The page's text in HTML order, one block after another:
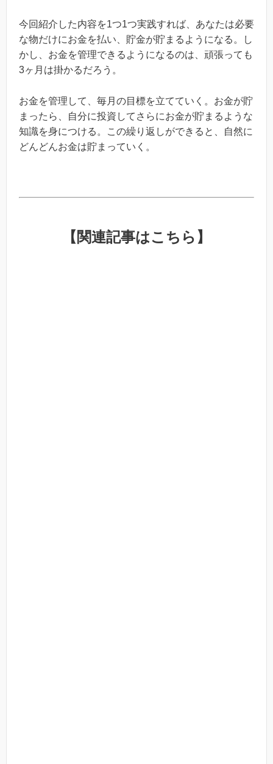
今回紹介した内容を1つ1つ実践すれば、あなたは必要
な物だけにお金を払い、貯金が貯まるようになる。し
かし、お金を管理できるようになるのは、頑張っても
3ヶ月は掛かるだろう。
お金を管理して、毎月の目標を立てていく。お金が貯
まったら、自分に投資してさらにお金が貯まるような
知識を身につける。この繰り返しができると、自然に
どんどんお金は貯まっていく。
【関連記事はこちら】